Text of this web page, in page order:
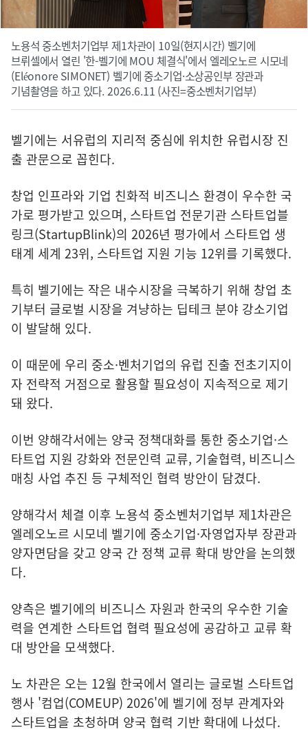
노용석 중소벤처기업부 제1차관이 10일(현지시간) 벨기에
브뤼셀에서 열린 '한-벨기에 MOU 체결식'에서 엘레오노르 시모네
(Eléonore SIMONET) 벨기에 중소기업·소상공인부 장관과
기념촬영을 하고 있다. 2026.6.11 (사진=중소벤처기업부)
벨기에는 서유럽의 지리적 중심에 위치한 유럽시장 진
출 관문으로 꼽힌다.
창업 인프라와 기업 친화적 비즈니스 환경이 우수한 국
가로 평가받고 있으며, 스타트업 전문기관 스타트업블
링크(StartupBlink)의 2026년 평가에서 스타트업 생
태계 세계 23위, 스타트업 지원 기능 12위를 기록했다.
특히 벨기에는 작은 내수시장을 극복하기 위해 창업 초
기부터 글로벌 시장을 겨냥하는 딥테크 분야 강소기업
이 발달해 있다.
이 때문에 우리 중소·벤처기업의 유럽 진출 전초기지이
자 전략적 거점으로 활용할 필요성이 지속적으로 제기
돼 왔다.
이번 양해각서에는 양국 정책대화를 통한 중소기업·스
타트업 지원 강화와 전문인력 교류, 기술협력, 비즈니스
매칭 사업 추진 등 구체적인 협력 방안이 담겼다.
양해각서 체결 이후 노용석 중소벤처기업부 제1차관은
엘레오노르 시모네 벨기에 중소기업·자영업자부 장관과
양자면담을 갖고 양국 간 정책 교류 확대 방안을 논의했
다.
양측은 벨기에의 비즈니스 자원과 한국의 우수한 기술
력을 연계한 스타트업 협력 필요성에 공감하고 교류 확
대 방안을 모색했다.
노 차관은 오는 12월 한국에서 열리는 글로벌 스타트업
행사 '컴업(COMEUP) 2026'에 벨기에 정부 관계자와
스타트업을 초청하며 양국 협력 기반 확대에 나섰다.